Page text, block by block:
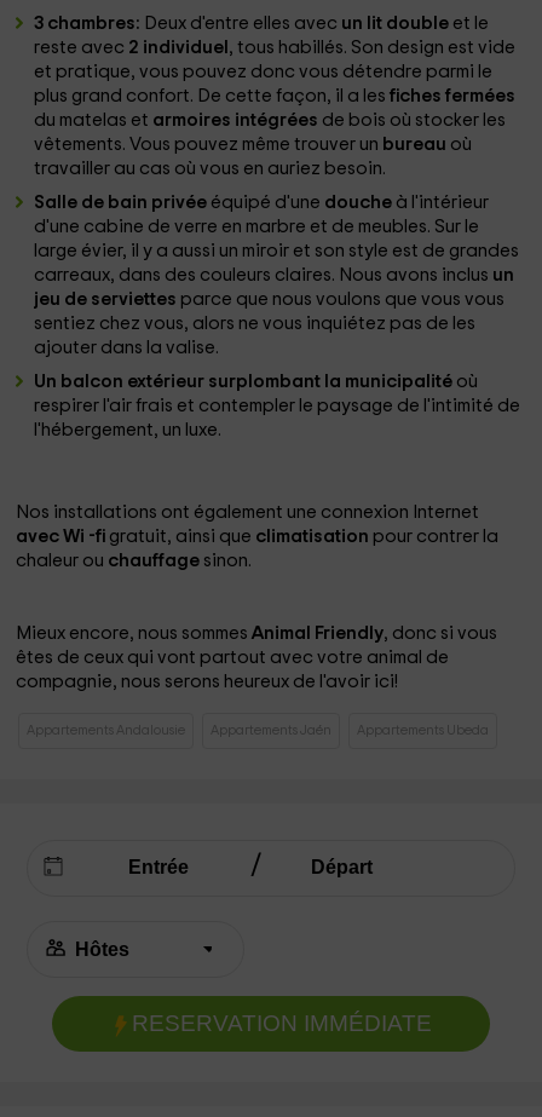
3 chambres: Deux d'entre elles avec un lit double et le
reste avec 2 individuel , tous habillés. Son design est vide
et pratique, vous pouvez donc vous détendre parmi le
plus grand confort. De cette façon, il a lesfiches fermées
du matelas et armoires intégrées de bois où stocker les
vêtements. Vous pouvez même trouver un bureau où
travailler au cas où vous en auriez besoin.
Salle de bain privée équipé d'une douche à l'intérieur
d'une cabine de verre en marbre et de meubles. Sur le
large évier, il y a aussi un miroir et son style est de grandes
carreaux, dans des couleurs claires. Nous avons inclus un
jeu de serviettes parce que nous voulons que vous vous
sentiez chez vous, alors ne vous inquiétez pas de les
ajouter dans la valise.
Un balcon extérieur surplombant la municipalité où
respirer l'air frais et contempler le paysage de l'intimité de
l'hébergement, un luxe.
Nos installations ont également une connexion Internet
avec Wi -fi gratuit, ainsi que climatisation pour contrer la
chaleur ou chauffage sinon.
Mieux encore, nous sommesAnimal Friendly, donc si vous
êtes de ceux qui vont partout avec votre animal de
compagnie, nous serons heureux de l'avoir ici!
Appartements Andalousie Appartements Jaén Appartements Ubeda
RESERVATION IMMÉDIATE